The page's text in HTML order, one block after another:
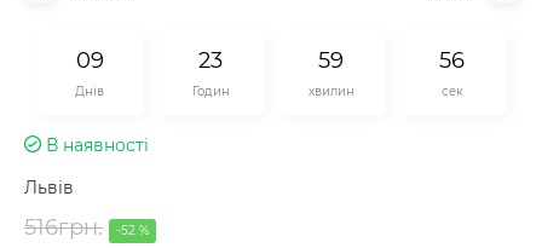
09
Днів
23
Годин
59
хвилин
55
сек
В наявності
Львів
516грн. -52 %